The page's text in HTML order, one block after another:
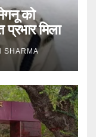
को
मिला
SHARMA